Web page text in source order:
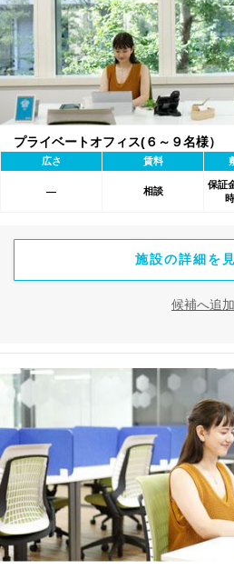
プライベートオフィス(６～９名様）
広さ 賃料
― 相談
保証
施設の詳細を
候補へ追加